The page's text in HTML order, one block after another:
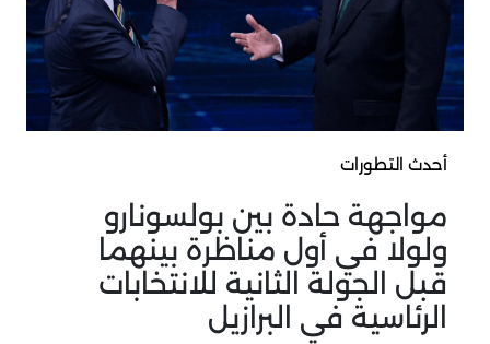
أحدث التطورات
مواجهة حادة بين بولسونارو
ولولا في أول مناظرة بينهما
قبل الجولة الثانية للانتخابات
الرئاسية في البرازيل